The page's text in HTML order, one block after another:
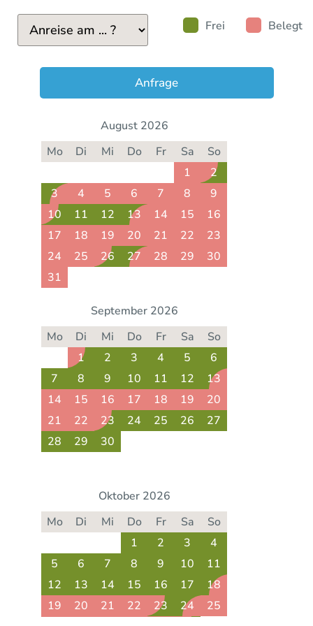
Frei Belegt
Anfrage
August 2026
Mo
Di Mi Do Fr Sa
So
1
2
3
4 5 6 7 8
9
10
11 12 13 14 15
16
17
18 19 20 21 22
23
24
25 26 27 28 29
30
31
September 2026
Mo
Di Mi Do Fr Sa
So
1
2 3 4 5
6
7
8 9 10 11 12
13
14
15 16 17 18 19
20
21
22 23 24 25 26
27
28
29 30
Oktober 2026
Mo
Di Mi Do Fr Sa
So
1
2 3
4
5
6 7 8 9 10
11
12
13 14 15 16 17
18
19
20 21 22 23 24
25